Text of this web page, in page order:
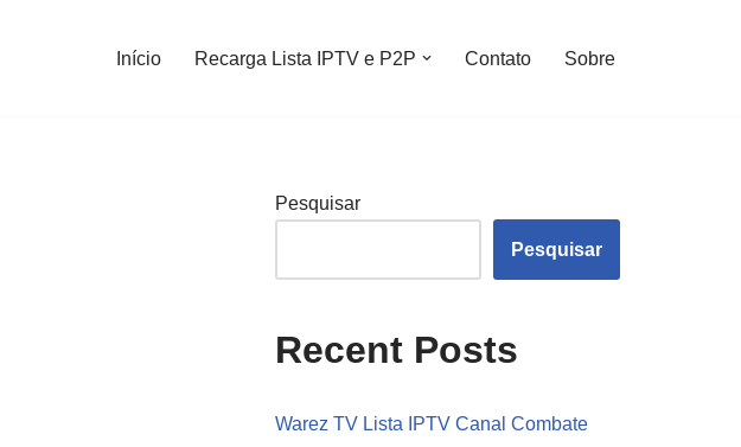
Início Recarga Lista IPTV e P2P Contato Sobre
Pesquisar
Pesquisar
Recent Posts
Warez TV Lista IPTV Canal Combate